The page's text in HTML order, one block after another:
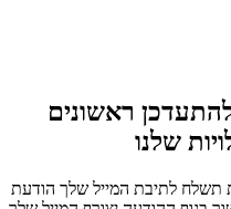
ראשונים
שלנו
תשלח לתיבת המייל שלך הודעת